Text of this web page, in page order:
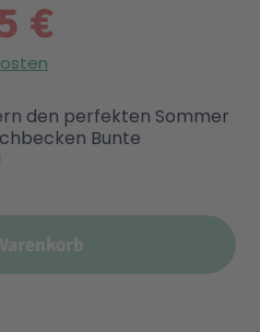
€
den perfekten Sommer
Bunte